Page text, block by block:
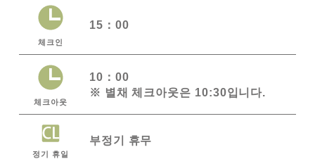
체크인
15：00
체크아웃
10：00
※ 별채 체크아웃은 10:30입니다.
정기 휴일
부정기 휴무